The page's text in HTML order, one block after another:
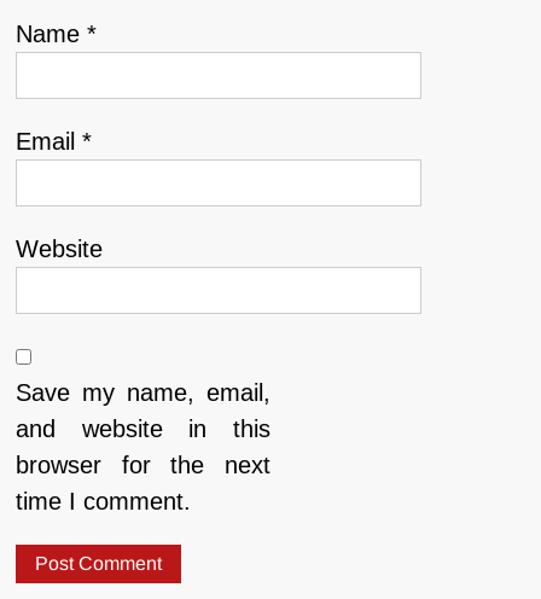
Name*
Email*
Website
Save my name, email,
and website in this
browser for the next
time I comment.